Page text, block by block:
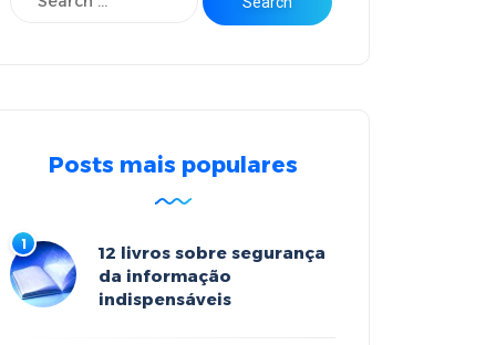
Posts mais populares
12 livros sobre segurança
da informação
indispensáveis